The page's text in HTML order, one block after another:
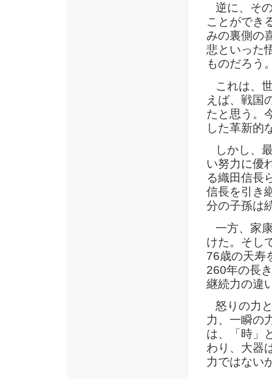
逆に、そ
ことができ
みの裏側の
悲といった
ものだろう
これは、
えば、戦国
たと思う。
した革新的
しかし、
い努力に優
る織田信長
信長を引き
分の子孫は
一方、家
けた。そし
76歳の天寿
260年の長
継続力の違
怒りの力
力、一瞬の
は、「時」
わり、大器
力ではない